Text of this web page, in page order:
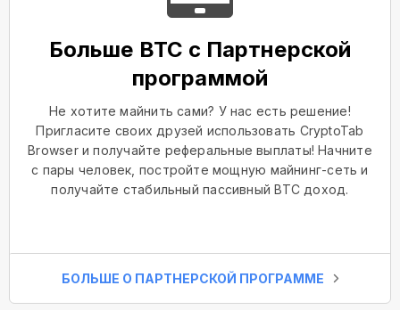
Больше BTC с Партнерской
программой
Не хотите майнить сами? У нас есть решение!
Пригласите своих друзей использовать CryptoTab
Browser и получайте реферальные выплаты! Начните
с пары человек, постройте мощную майнинг-сеть и
получайте стабильный пассивный BTC доход.
БОЛЬШЕ О ПАРТНЕРСКОЙ ПРОГРАММЕ